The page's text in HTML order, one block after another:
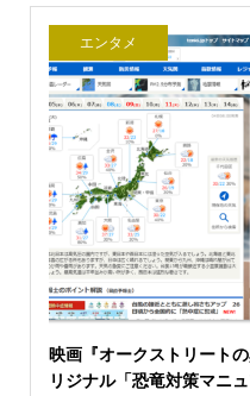
エンタメ
映画『オークストリート
リジナル「恐竜対策マニ